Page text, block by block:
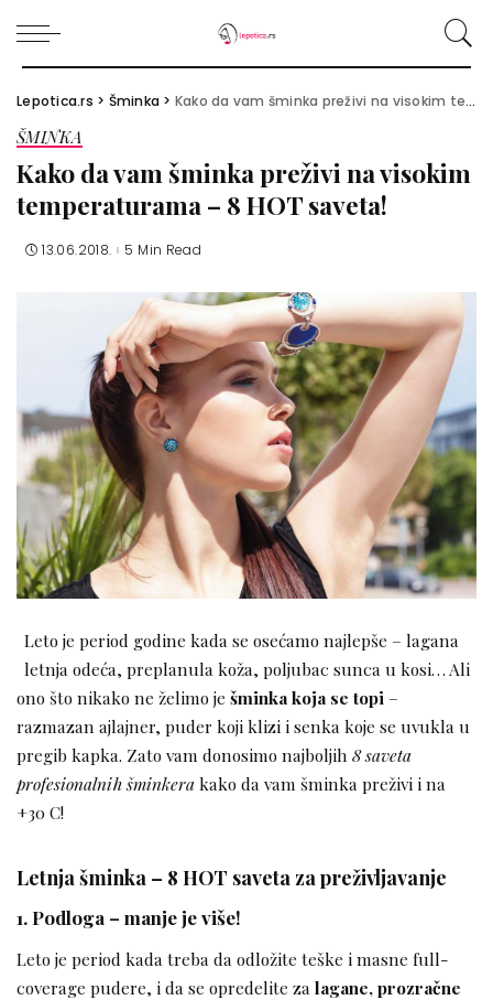
Lepotica.rs > Šminka > Kako da vam šminka preživi na visokim temperaturama – 8 HOT saveta!
ŠMINKA
Kako da vam šminka preživi na visokim
temperaturama – 8 HOT saveta!
13.06.2018. 5 Min Read
Leto je period godine kada se osećamo najlepše – lagana
letnja odeća, preplanula koža, poljubac sunca u kosi… Ali
ono što nikako ne želimo je šminka koja se topi –
razmazan ajlajner, puder koji klizi i senka koje se uvukla u
pregib kapka. Zato vam donosimo najboljih 8 saveta
profesionalnih šminkerakako da vam šminka preživi i na
+30 C!
Letnja šminka – 8 HOT saveta za preživljavanje
1. Podloga – manje je više!
Leto je period kada treba da odložite teške i masne full-
coverage pudere, i da se opredelite za lagane, prozračne